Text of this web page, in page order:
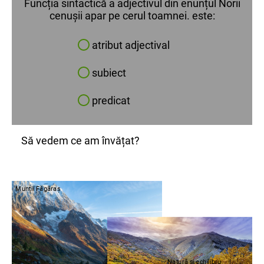
Funcția sintactică a adjectivul din enunțul Norii
cenușii apar pe cerul toamnei. este:
atribut adjectival
subiect
predicat
Să vedem ce am învățat?
Munții Făgăraș
Natură și echilibru